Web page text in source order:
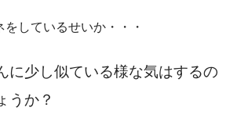
しているせいか・・・
に少し似ている様な気はするの
うか？